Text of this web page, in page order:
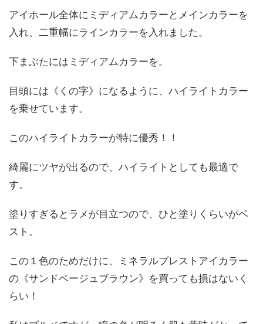
アイホール全体にミディアムカラーとメインカラーを
入れ、二重幅にラインカラーを入れました。
下まぶたにはミディアムカラーを。
目頭には《くの字》になるように、ハイライトカラー
を乗せています。
このハイライトカラーが特に優秀！！
綺麗にツヤが出るので、ハイライトとしても最適で
す。
塗りすぎるとラメが目立つので、ひと塗りくらいがベ
スト。
この１色のためだけに、ミネラルプレストアイカラー
の《サンドベージュブラウン》を買っても損はないく
らい！